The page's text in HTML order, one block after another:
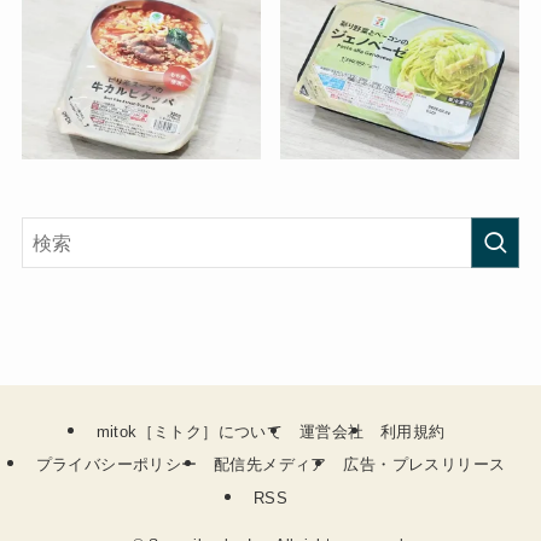
mitok［ミトク］について 運営会社
利用規約
プライバシーポリシー
配信先メディア
広告・プレスリリース
RSS